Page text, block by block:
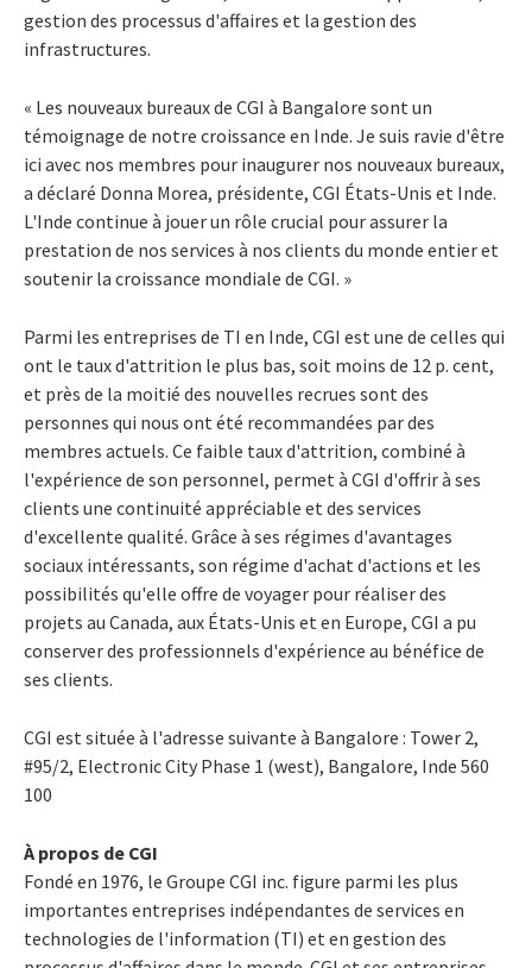
gestion des processus d'affaires et la gestion des
infrastructures.
« Les nouveaux bureaux de CGI à Bangalore sont un
témoignage de notre croissance en Inde. Je suis ravie d'être
ici avec nos membres pour inaugurer nos nouveaux bureaux,
a déclaré Donna Morea, présidente, CGI États-Unis et Inde.
L'Inde continue à jouer un rôle crucial pour assurer la
prestation de nos services à nos clients du monde entier et
soutenir la croissance mondiale de CGI. »
Parmi les entreprises de TI en Inde, CGI est une de celles qui
ont le taux d'attrition le plus bas, soit moins de 12 p. cent,
et près de la moitié des nouvelles recrues sont des
personnes qui nous ont été recommandées par des
membres actuels. Ce faible taux d'attrition, combiné à
l'expérience de son personnel, permet à CGI d'offrir à ses
clients une continuité appréciable et des services
d'excellente qualité. Grâce à ses régimes d'avantages
sociaux intéressants, son régime d'achat d'actions et les
possibilités qu'elle offre de voyager pour réaliser des
projets au Canada, aux États-Unis et en Europe, CGI a pu
conserver des professionnels d'expérience au bénéfice de
ses clients.
CGI est située à l'adresse suivante à Bangalore : Tower 2,
#95/2, Electronic City Phase 1 (west), Bangalore, Inde 560
100
À propos de CGI
Fondé en 1976, le Groupe CGI inc. figure parmi les plus
importantes entreprises indépendantes de services en
technologies de l'information (TI) et en gestion des